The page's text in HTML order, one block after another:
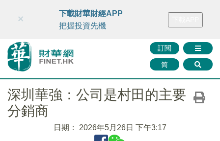
財華智庫網 FINTV FINMETA 財華證券 媒體矩陣
訂閱
简
×
下載財華財經APP
把握投資先機
深圳華強：公司是村田的主要
分銷商
日期： 2026年5月26日 下午3:17